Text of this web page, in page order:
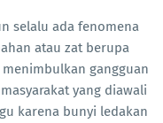
selalu ada fenomena
atau zat berupa
gangguan
yang diawali
karena bunyi ledakan